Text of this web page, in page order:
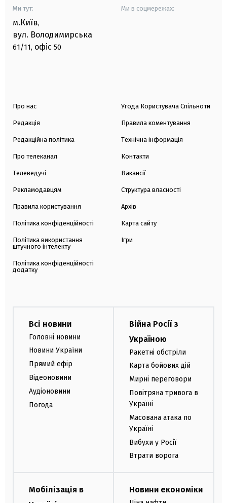
Ми тут:
м.Київ,
вул. Володимирська
61/11, офіс 50
Ми в соцмережах:
Про нас
Редакція
Редакційна політика
Про телеканал
Телеведучі
Рекламодавцям
Правила користування
Політика конфіденційності
Політика використання
штучного інтелекту
Політика конфіденційності
додатку
Угода Користувача Спільноти
Правила коментування
Технічна інформація
Контакти
Вакансії
Структура власності
Архів
Карта сайту
Ігри
Всі новини
Головні новини
Новини України
Прямий ефір
Відеоновини
Аудіоновини
Погода
Війна Росії з
Україною
Ракетні обстріли
Карта бойових дій
Мирні переговори
Повітряна тривога в
Україні
Масована атака по
Україні
Вибухи у Росії
Втрати ворога
Мобілізація в
Новини економіки